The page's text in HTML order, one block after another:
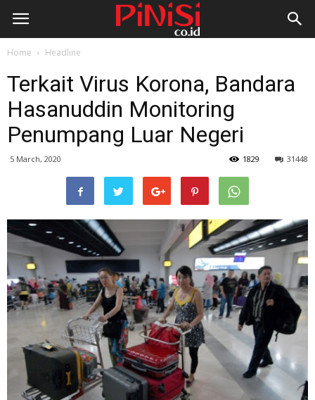
Home Headline
Terkait Virus Korona, Bandara
Hasanuddin Monitoring
Penumpang Luar Negeri
5 March, 2020 31448
1829